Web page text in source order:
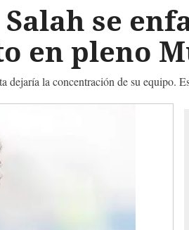
se
en pleno
dejaría la concentración de su equipo.